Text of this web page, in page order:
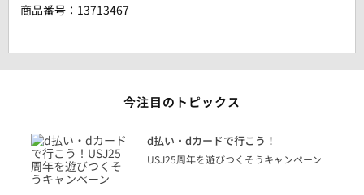
商品番号： 13713467
今注目のトピックス
d払い・dカードで行こう！
USJ25周年を遊びつくそうキャンペーン